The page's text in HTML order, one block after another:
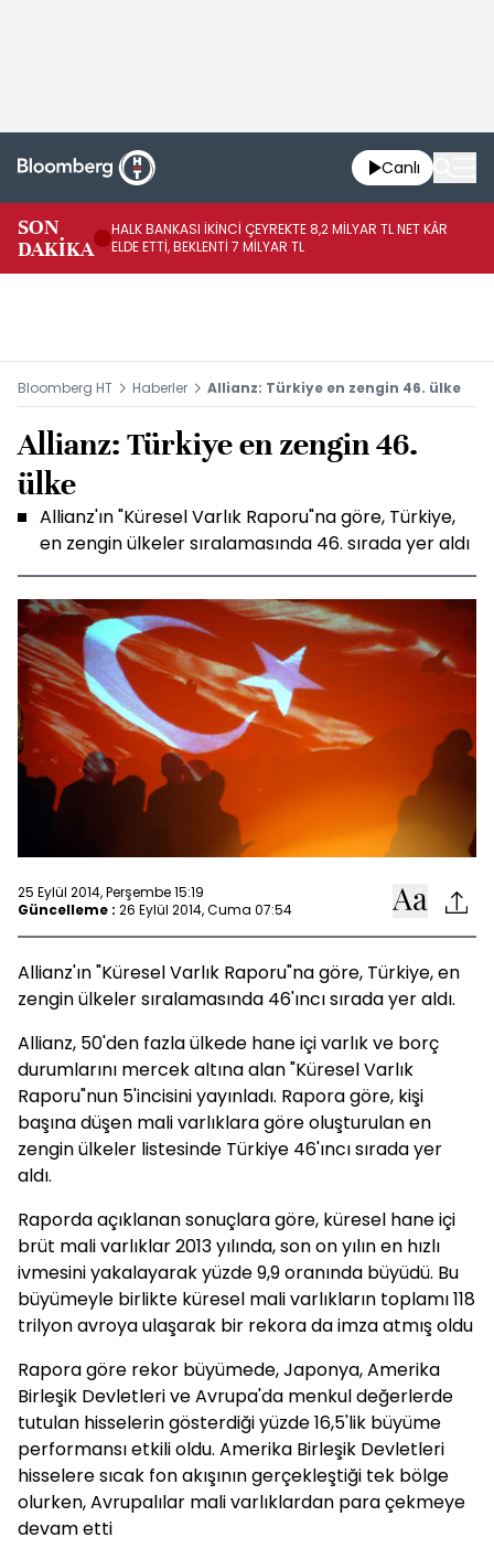
Canlı
SON
DAKİKA
HALK BANKASI İKİNCİ ÇEYREKTE 8,2 MİLYAR TL NET KÂR
ELDE ETTİ, BEKLENTİ 7 MİLYAR TL
Bloomberg HT Haberler Allianz: Türkiye en zengin 46. ülke
Allianz: Türkiye en zengin 46.
ülke
Allianz'ın "Küresel Varlık Raporu"na göre, Türkiye,
en zengin ülkeler sıralamasında 46. sırada yer aldı
25 Eylül 2014, Perşembe 15:19
Güncelleme : 26 Eylül 2014, Cuma 07:54
Allianz'ın "Küresel Varlık Raporu"na göre, Türkiye, en
zengin ülkeler sıralamasında 46'ıncı sırada yer aldı.
Allianz, 50'den fazla ülkede hane içi varlık ve borç
durumlarını mercek altına alan "Küresel Varlık
Raporu"nun 5'incisini yayınladı. Rapora göre, kişi
başına düşen mali varlıklara göre oluşturulan en
zengin ülkeler listesinde Türkiye 46'ıncı sırada yer
aldı.
Raporda açıklanan sonuçlara göre, küresel hane içi
brüt mali varlıklar 2013 yılında, son on yılın en hızlı
ivmesini yakalayarak yüzde 9,9 oranında büyüdü. Bu
büyümeyle birlikte küresel mali varlıkların toplamı 118
trilyon avroya ulaşarak bir rekora da imza atmış oldu
Rapora göre rekor büyümede, Japonya, Amerika
Birleşik Devletleri ve Avrupa'da menkul değerlerde
tutulan hisselerin gösterdiği yüzde 16,5'lik büyüme
performansı etkili oldu. Amerika Birleşik Devletleri
hisselere sıcak fon akışının gerçekleştiği tek bölge
olurken, Avrupalılar mali varlıklardan para çekmeye
devam etti